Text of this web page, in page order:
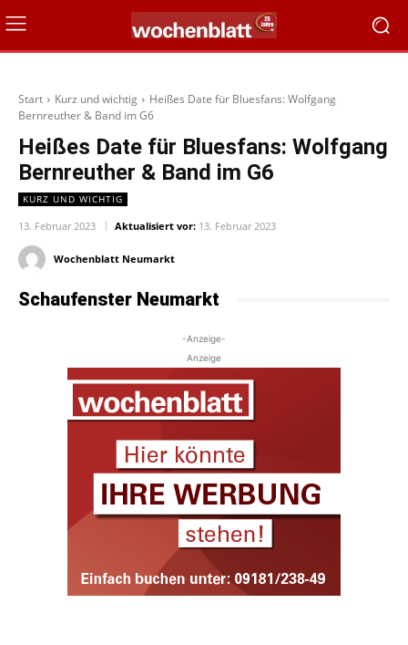
Start Kurz und wichtig
Heißes Date für Bluesfans: Wolfgang
Bernreuther & Band im G6
Heißes Date für Bluesfans: Wolfgang
Bernreuther & Band im G6
KURZ UND WICHTIG
13. Februar 2023 Aktualisiert vor: 13. Februar 2023
Wochenblatt Neumarkt
Schaufenster Neumarkt
-Anzeige-
Anzeige